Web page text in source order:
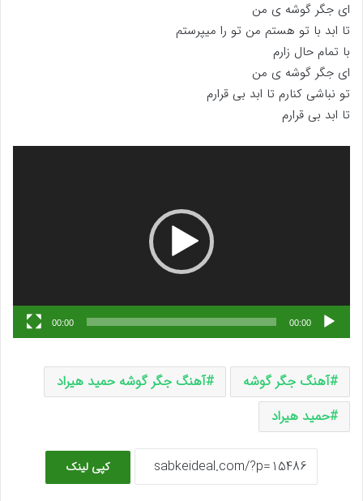
ای جگر گوشه ی من
تا ابد با تو هستم من تو را میپرستم
با تمام حال زارم
ای جگر گوشه ی من
تو نباشی کنارم تا ابد بی قرارم
تا ابد بی قرارم
00:00
00:00
آهنگ جگر گوشه
آهنگ جگر گوشه حمید هیراد
حمید هیراد
کپی لینک